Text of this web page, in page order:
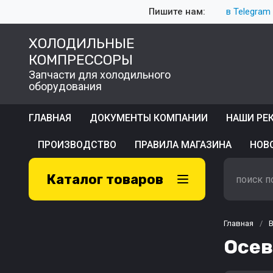
Пишите нам: в
ХОЛОДИЛЬНЫЕ
КОМПРЕССОРЫ
Запчасти для холодильного
оборудования
ГЛАВНАЯ ДОКУМЕНТЫ КОМПАНИИ НАШИ
ПРОИЗВОДСТВО ПРАВИЛА МАГАЗИНА
Каталог товаров
Главная /